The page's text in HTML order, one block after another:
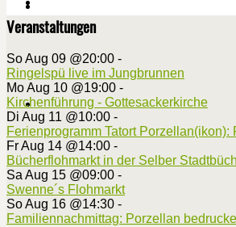
Veranstaltungen
So Aug 09 @20:00 -
Ringelspü live im Jungbrunnen
Mo Aug 10 @19:00 -
Kirchenführung - Gottesackerkirche
Di Aug 11 @10:00 -
Ferienprogramm Tatort Porzellan(ikon):
Fr Aug 14 @14:00 -
Bücherflohmarkt in der Selber
Sa Aug 15 @09:00 -
Swenne´s Flohmarkt
So Aug 16 @14:30 -
Familiennachmittag: Porzellan